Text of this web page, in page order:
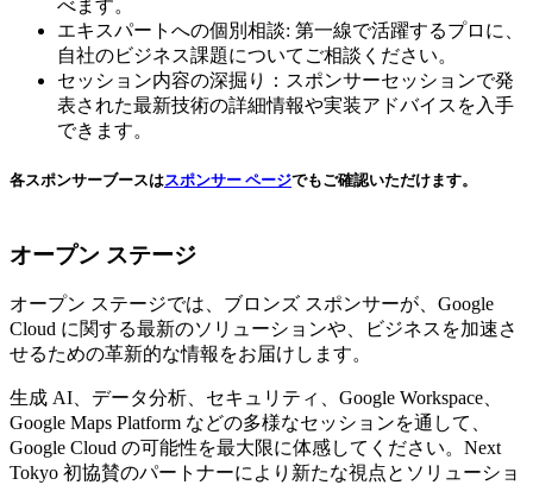
べます。
エキスパートへの個別相談: 第一線で活躍するプロに、
自社のビジネス課題についてご相談ください。
セッション内容の深掘り：スポンサーセッションで発
表された最新技術の詳細情報や実装アドバイスを入手
できます。
各スポンサーブースはスポンサー ページでもご確認いただけます。
オープン ステージ
オープン ステージでは、ブロンズ スポンサーが、Google
Cloud に関する最新のソリューションや、ビジネスを加速さ
せるための革新的な情報をお届けします。
生成 AI、データ分析、セキュリティ、Google Workspace、
Google Maps Platform などの多様なセッションを通して、
Google Cloud の可能性を最大限に体感してください。Next
Tokyo 初協賛のパートナーにより新たな視点とソリューショ